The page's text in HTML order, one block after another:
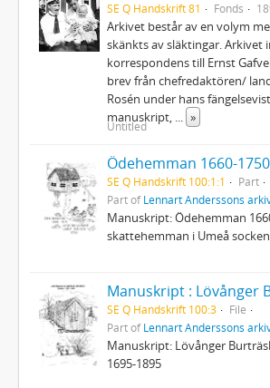
SE Q Handskrift 81 Fonds
Arkivet består av en volym
skänkts av släktingar. Arkivet
korrespondens till Ernst
brev från chefredaktören/
Rosén under hans
manuskript,
»
Untitled
SE Q Handskrift 100:1:1
Part
Part ofLennart Anderssons
Manuskript: Ödehemman
skattehemman i Umeå
SE Q Handskrift 100:3
File
Part ofLennart Anderssons
Manuskript: Lövånger
1695-1895